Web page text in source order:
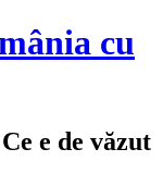
cu
e de văzut